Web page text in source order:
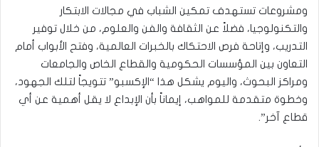
ومشروعات تستهدف تمكين الشباب في مجالات الابتكار
والتكنولوجيا، فضلاً عن الثقافة والفن والعلوم، من خلال توفير
التدريب، وإتاحة فرص الاحتكاك بالخبرات العالمية، وفتح الأبواب أمام
التعاون بين المؤسسات الحكومية والقطاع الخاص والجامعات
ومراكز البحوث، واليوم يشكل هذا “الإكسبو” تتويجاً لتلك الجهود،
وخطوة متقدمة للمواهب، إيماناً بأن الإبداع لا يقل أهمية عن أي
قطاع آخر”.